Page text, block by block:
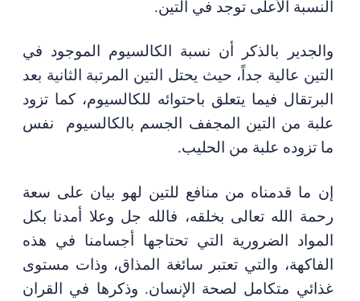
النسبة الأعلى توجد في التين.
والجدير بالذكر أن نسبة الكالسيوم الموجود في
التين عالية جداً، حيث يحتل التين المرتبة الثانية بعد
البرتقال فيما يتعلق باحتوائه للكالسيوم، كما تزود
علبة من التين المجفف الجسم بالكالسيوم نفس
ما تزوده علبة من الحليب.
إن ما قدمناه من منافع للتين لهو بيان على سعة
رحمة الله تعالى بخلقه، فالله جل وعلا أمدنا بكل
المواد الضرورية التي تحتاجها أجسامنا في هذه
الفاكهة،والتي تعتبر سائغة المذاق،وذات مستوى
غذائي متكامل لصحة الإنسان.وذكرهافي القران